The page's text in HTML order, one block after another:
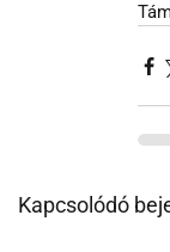
Kapcsolódó